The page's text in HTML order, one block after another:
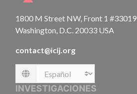
1800 M Street NW, Front 1 #33019
Washington, D.C. 20033 USA
contact@icij.org
Language
INVESTIGACIONES